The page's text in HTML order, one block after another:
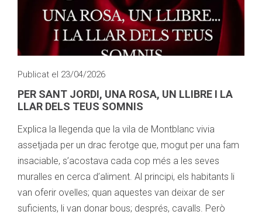
Publicat el 23/04/2026
PER SANT JORDI, UNA ROSA, UN LLIBRE I LA
LLAR DELS TEUS SOMNIS
Explica la llegenda que la vila de Montblanc vivia
assetjada per un drac ferotge que, mogut per una fam
insaciable, s’acostava cada cop més a les seves
muralles en cerca d’aliment. Al principi, els habitants li
van oferir ovelles; quan aquestes van deixar de ser
suficients, li van donar bous; després, cavalls. Però